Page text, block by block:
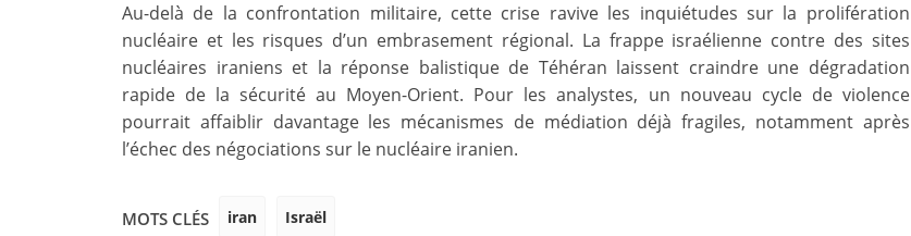
Au-delà de la confrontation militaire, cette crise ravive les inquiétudes sur la prolifération
nucléaire et les risques d’un embrasement régional. La frappe israélienne contre des sites
nucléaires iraniens et la réponse balistique de Téhéran laissent craindre une dégradation
rapide de la sécurité au Moyen-Orient. Pour les analystes, un nouveau cycle de violence
pourrait affaiblir davantage les mécanismes de médiation déjà fragiles, notamment après
l’échec des négociations sur le nucléaire iranien.
MOTS CLÉS iran Israël